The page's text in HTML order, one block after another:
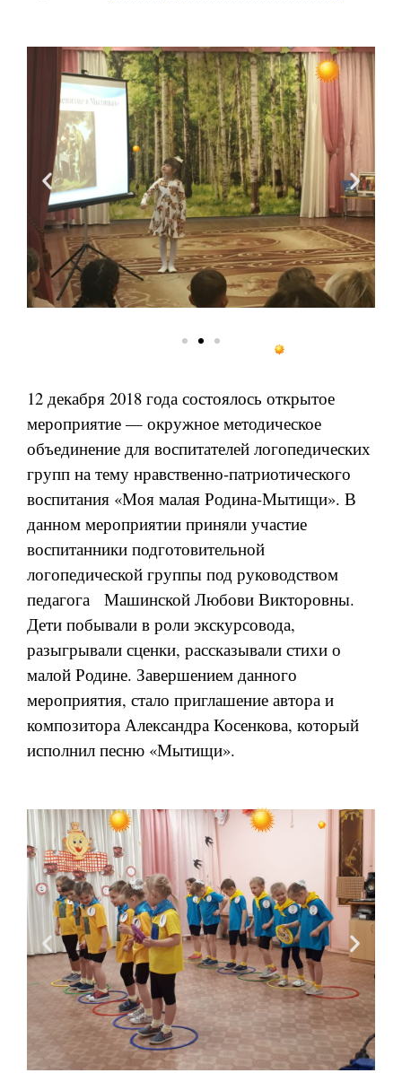
12 декабря 2018 года состоялось открытое
мероприятие — окружное методическое
объединение для воспитателей логопедических
групп на тему нравственно-патриотического
воспитания «Моя малая Родина-Мытищи». В
данном мероприятии приняли участие
воспитанники подготовительной
логопедической группы под руководством
педагога Машинской Любови Викторовны.
Дети побывали в роли экскурсовода,
разыгрывали сценки, рассказывали стихи о
малой Родине. Завершением данного
мероприятия, стало приглашение автора и
композитора Александра Косенкова, который
исполнил песню «Мытищи».